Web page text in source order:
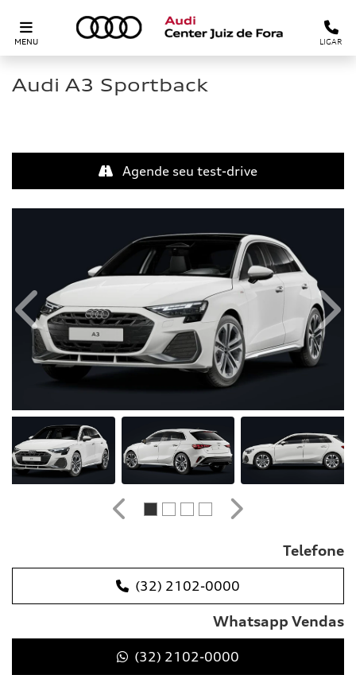
MENU LIGAR
Audi A3 Sportback
Agende seu test-drive
Anterior
Anterior Próximo
Telefone
(32) 2102-0000
Whatsapp Vendas
(32) 2102-0000